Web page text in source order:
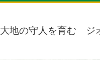
大地の守人を育む ジ